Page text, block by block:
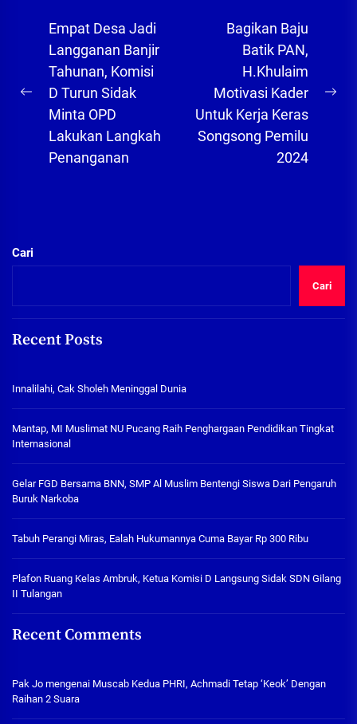
Navigasi
pos
Previous
post:
Empat Desa Jadi
Langganan Banjir
Tahunan, Komisi
D Turun Sidak
Minta OPD
Lakukan Langkah
Penanganan
Bagikan Baju
Batik PAN,
H.Khulaim
Motivasi Kader
Untuk Kerja Keras
Songsong Pemilu
2024
Cari
Cari
Recent Posts
Innalilahi, Cak Sholeh Meninggal Dunia
Mantap, MI Muslimat NU Pucang Raih Penghargaan Pendidikan Tingkat
Internasional
Gelar FGD Bersama BNN, SMP Al Muslim Bentengi Siswa Dari Pengaruh
Buruk Narkoba
Tabuh Perangi Miras, Ealah Hukumannya Cuma Bayar Rp 300 Ribu
Plafon Ruang Kelas Ambruk, Ketua Komisi D Langsung Sidak SDN Gilang
II Tulangan
Recent Comments
Pak Jo mengenai Muscab Kedua PHRI, Achmadi Tetap ‘Keok’ Dengan
Raihan 2 Suara